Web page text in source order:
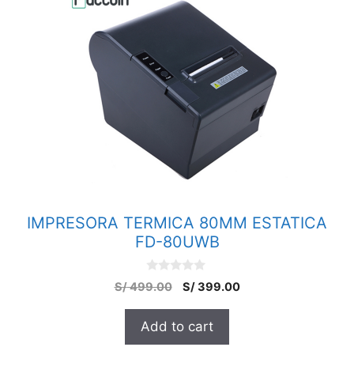
IMPRESORA TERMICA 80MM ESTATICA
FD-80UWB
0
o
o
5
S/499.00 S/399.00
Add to cart